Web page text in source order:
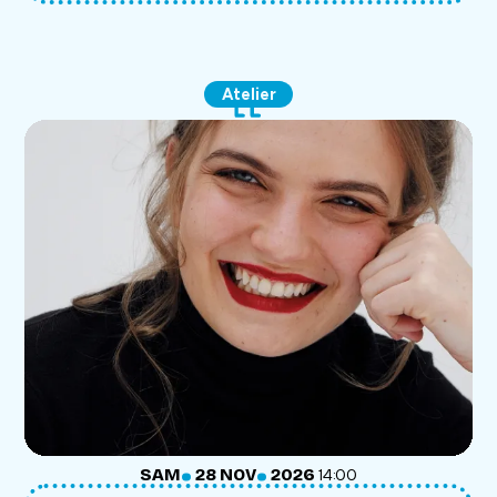
Atelier
SAMEDI
SAM.28
NOVEMBRE
NOV.2026 14:00